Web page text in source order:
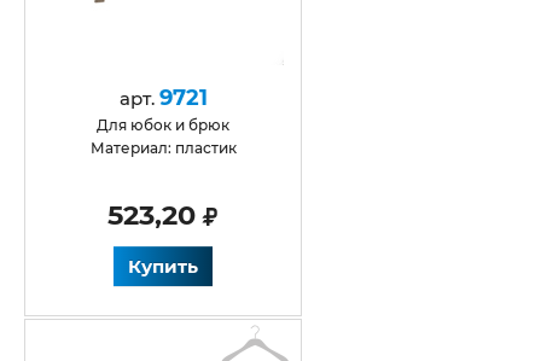
арт. 9721
для юбок и брюк
Материал: пластик
523,20
Купить